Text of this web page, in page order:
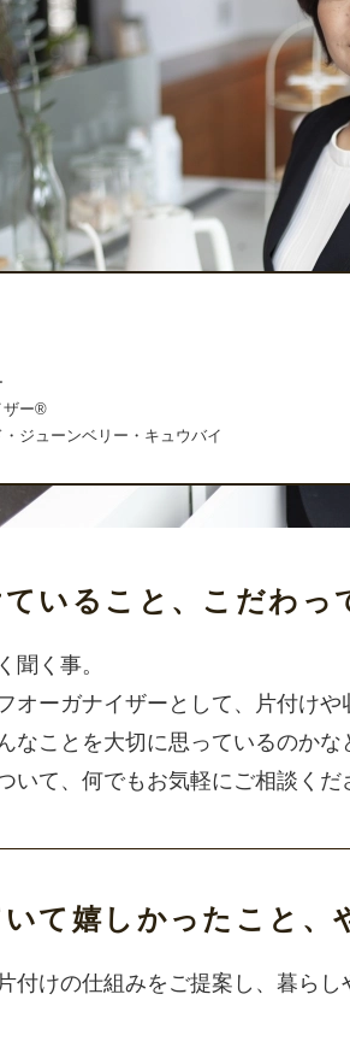
ザー®
ジューンベリー・キュウバイ
いること、こだわっ
聞く事。
オーガナイザーとして、片付けや
なことを大切に思っているのか
いて、何でもお気軽にご相談くだ
て嬉しかったこと、
付けの仕組みをご提案し、暮ら